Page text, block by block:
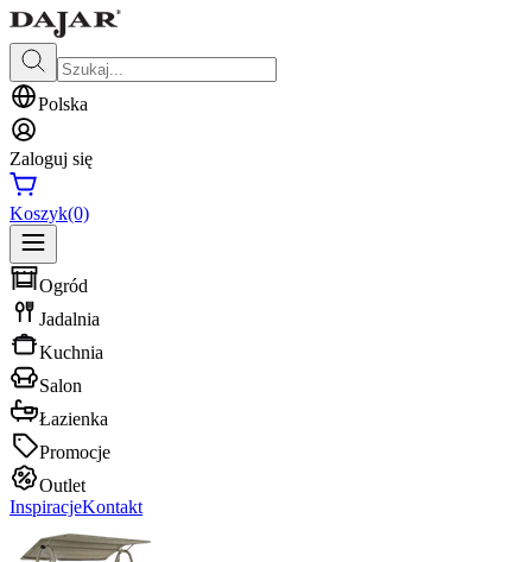
Polska
Zaloguj się
Koszyk(0)
Ogród
Jadalnia
Kuchnia
Salon
Łazienka
Promocje
Outlet
InspiracjeKontakt